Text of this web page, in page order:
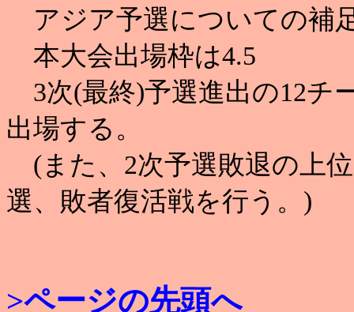
アジア予選についての補
本大会出場枠は4.5
3次(最終)予選進出の12チ
出場する。
(また、2次予選敗退の上
選、敗者復活戦を行う。)
>ページの先頭へ